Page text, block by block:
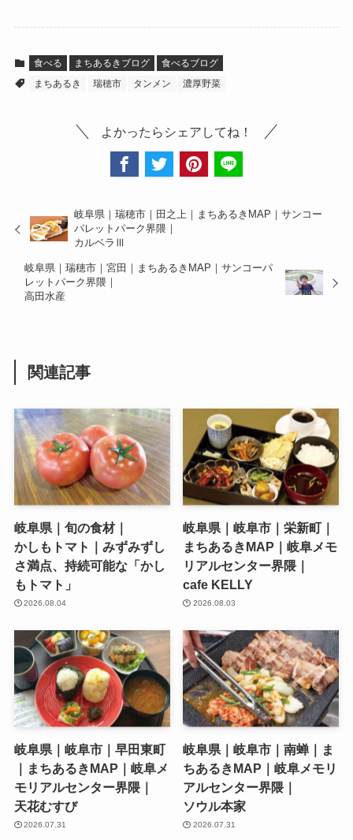
食べる まちあるきブログ
食べるブログ
まちあるき
瑞穂市 タンメン 濃厚野菜
よかったらシェアしてね！
岐阜県｜瑞穂市｜田之上｜まちあるきMAP｜サンコー
パレットパーク界隈｜
カルベラⅢ
岐阜県｜瑞穂市｜宮田｜まちあるきMAP｜サンコーパ
レットパーク界隈｜
高田水産
関連記事
岐阜県｜旬の食材｜
かしもトマト｜みずみずし
さ満点、持続可能な「かし
もトマト」
2026.08.04
岐阜県｜岐阜市｜栄新町｜
まちあるきMAP｜岐阜メモ
リアルセンター界隈｜
cafe KELLY
2026.08.03
岐阜県｜岐阜市｜早田東町
｜まちあるきMAP｜岐阜メ
モリアルセンター界隈｜
天花むすび
2026.07.31
岐阜県｜岐阜市｜南蝉｜ま
ちあるきMAP｜岐阜メモリ
アルセンター界隈｜
ソウル本家
2026.07.31